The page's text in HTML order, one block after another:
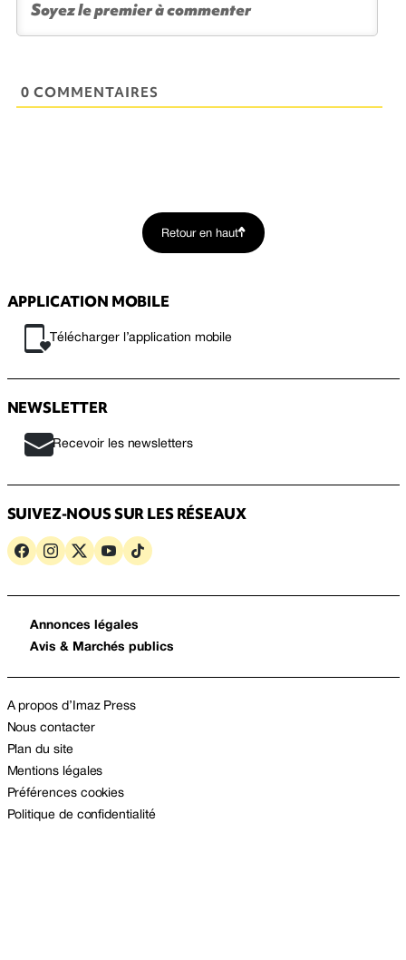
0 COMMENTAIRES
Retour en haut
APPLICATION MOBILE
Télécharger l’application mobile
NEWSLETTER
Recevoir les newsletters
SUIVEZ-NOUS SUR LES RÉSEAUX
Annonces légales
Avis & Marchés publics
A propos d’Imaz Press
Nous contacter
Plan du site
Mentions légales
Préférences cookies
Politique de confidentialité